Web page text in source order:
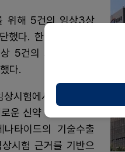
위해 5건의 임상3상
다. 한미약품은 사
5건의 자료를 모두
다.
시험에서 우수한 심
운 신약 개발 기회가
타이드의 기술수출
시험 근거를 기반으